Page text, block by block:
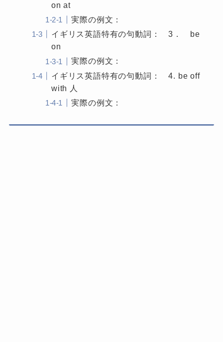
on at
実際の例文：
イギリス英語特有の句動詞： 3． be
on
実際の例文：
イギリス英語特有の句動詞： 4. be off
with 人
実際の例文：